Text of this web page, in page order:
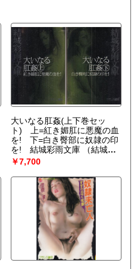
大いなる肛姦(上下巻セッ
ト) 上=紅き媚肛に悪魔の血
を! 下=白き臀部に奴隷の印
を! 結城彩雨文庫
（結城彩
雨）
￥7,700